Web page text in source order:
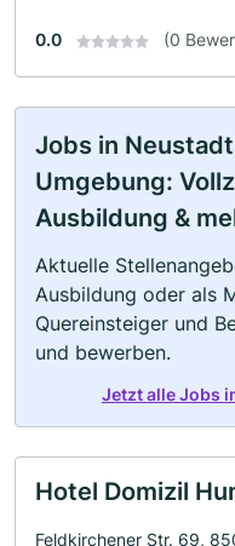
0.0 (0
Jobs in
Umgebung:
Ausbildung &
Aktuelle
Ausbildung oder als
Quereinsteiger und
und bewerben.
Jetzt alle Jobs
Hotel Domizil
Feldkirchener Str. 69,